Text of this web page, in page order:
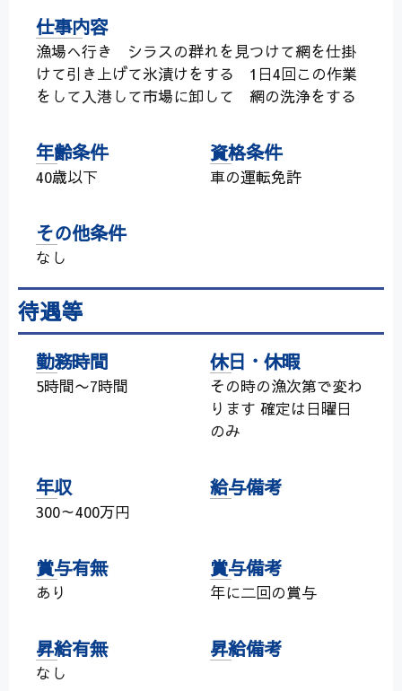
仕事内容
漁場へ行き シラスの群れを見つけて網を仕掛
けて引き上げて氷漬けをする 1日4回この作業
をして入港して市場に卸して 網の洗浄をする
年齢条件
40歳以下
資格条件
車の運転免許
その他条件
なし
待遇等
勤務時間
5時間〜7時間
休日・休暇
その時の漁次第で変わ
ります 確定は日曜日
のみ
年収
300～400万円
給与備考
賞与有無
あり
賞与備考
年に二回の賞与
昇給有無
なし
昇給備考